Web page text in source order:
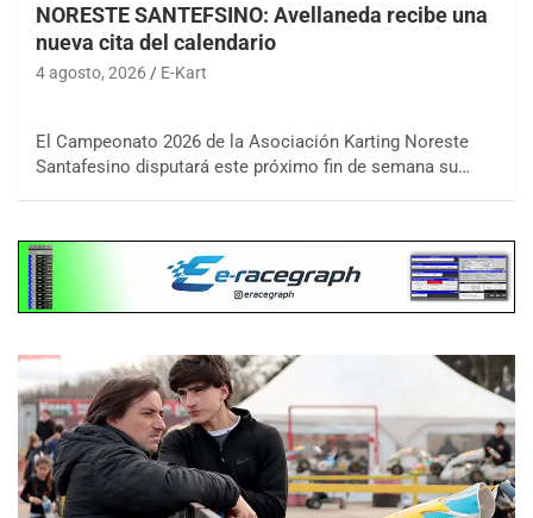
NORESTE SANTEFSINO: Avellaneda recibe una
nueva cita del calendario
4 agosto, 2026 E-Kart
El Campeonato 2026 de la Asociación Karting Noreste
Santafesino disputará este próximo fin de semana su…